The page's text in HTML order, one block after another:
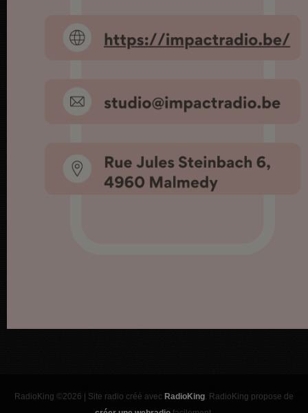
RadioKing ©2026 | Site radio créé avec RadioKing. RadioKing propose de